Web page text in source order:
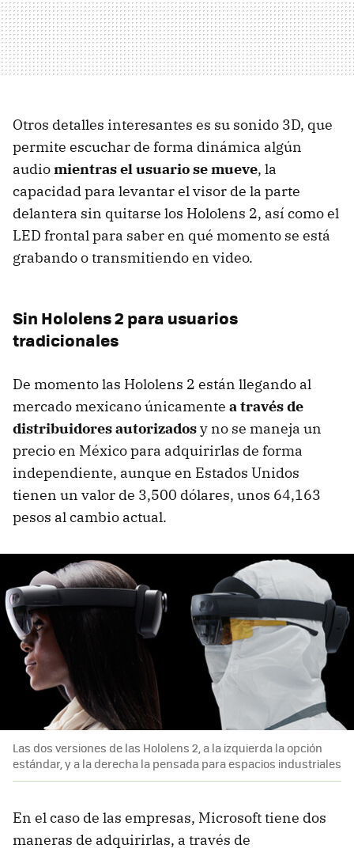
Otros detalles interesantes es su sonido 3D, que
permite escuchar de forma dinámica algún
audiomientras el usuario se mueve, la
capacidad para levantar el visor de la parte
delantera sin quitarse los Hololens 2, así como el
LED frontal para saber en qué momento se está
grabando o transmitiendo en video.
Sin Hololens 2 para usuarios
tradicionales
De momento las Hololens 2 están llegando al
mercado mexicanoúnicamente a través de
distribuidores autorizadosy no se maneja un
precio en México para adquirirlas de forma
independiente, aunque en Estados Unidos
tienen un valor de 3,500 dólares, unos 64,163
pesos al cambio actual.
Las dos versiones de las Hololens 2, a la izquierda la opción
estándar, y a la derecha la pensada para espacios industriales
En el caso de las empresas, Microsoft tiene dos
maneras de adquirirlas, a través de